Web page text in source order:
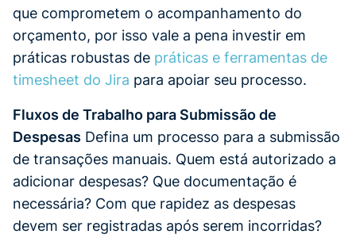
que comprometem o acompanhamento do
orçamento, por isso vale a pena investir em
práticas robustas de práticas e ferramentas de
timesheet do Jira para apoiar seu processo.
Fluxos de Trabalho para Submissão de
Despesas Defina um processo para a submissão
de transações manuais. Quem está autorizado a
adicionar despesas? Que documentação é
necessária? Com que rapidez as despesas
devem ser registradas após serem incorridas?